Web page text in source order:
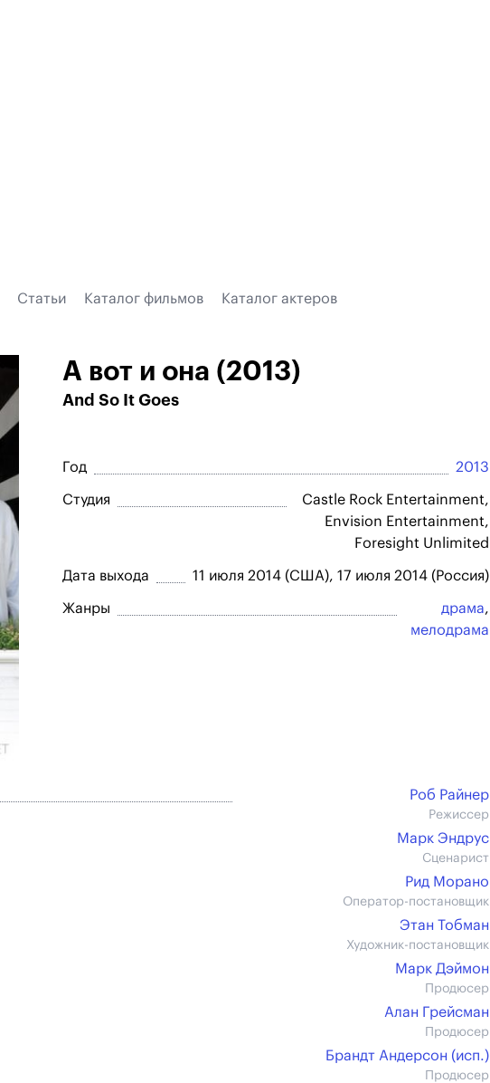
Статьи Каталог фильмов Каталог актеров
А вот и она (2013)
And So It Goes
Год 2013
Студия
Castle Rock Entertainment,
Envision Entertainment,
Foresight Unlimited
Дата выхода 11 июля 2014 (США), 17 июля 2014 (Россия)
Жанры драма,
мелодрама
Роб Райнер
Режиссер
Марк Эндрус
Сценарист
Рид Морано
Оператор-постановщик
Этан Тобман
Художник-постановщик
Марк Дэймон
Продюсер
Алан Грейсман
Продюсер
Брандт Андерсон (иcп.)
Продюсер